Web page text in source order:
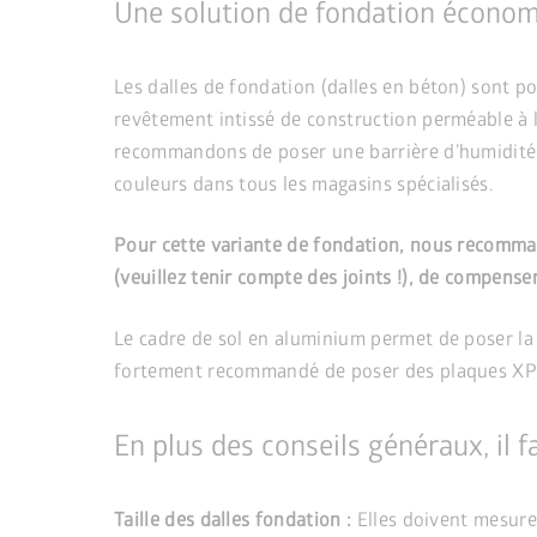
Une solution de fondation
Les dalles de fondation (dalles en béton) sont
revêtement intissé de construction perméable
recommandons de poser une barrière
couleurs dans tous les magasins spécialisés.
Pour cette variante de fondation, nous
(veuillez tenir compte des joints !), de
Le cadre de sol en aluminium permet de poser
fortement recommandé de poser des plaques
En plus des conseils généraux, il
Taille des dalles fondation : Elles doivent